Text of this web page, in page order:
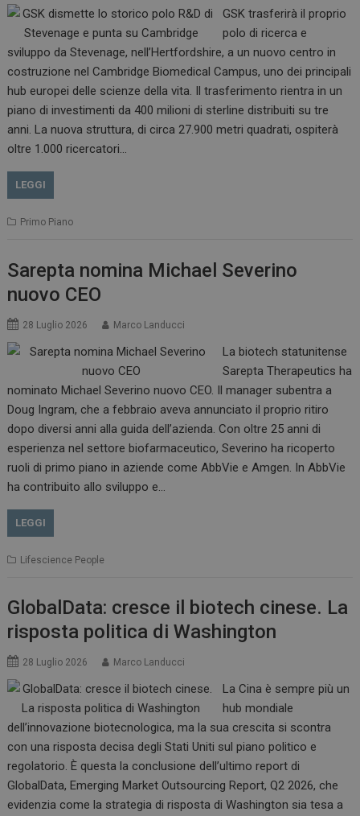
GSK trasferirà il proprio
polo di ricerca e
sviluppo da Stevenage, nell’Hertfordshire, a un nuovo centro in
costruzione nel Cambridge Biomedical Campus, uno dei principali
hub europei delle scienze della vita. Il trasferimento rientra in un
piano di investimenti da 400 milioni di sterline distribuiti su tre
anni. La nuova struttura, di circa 27.900 metri quadrati, ospiterà
oltre 1.000 ricercatori…
LEGGI
Primo Piano
Sarepta nomina Michael Severino
nuovo CEO
28 Luglio 2026 Marco Landucci
La biotech statunitense
Sarepta Therapeutics ha
nominato Michael Severino nuovo CEO. Il manager subentra a
Doug Ingram, che a febbraio aveva annunciato il proprio ritiro
dopo diversi anni alla guida dell’azienda. Con oltre 25 anni di
esperienza nel settore biofarmaceutico, Severino ha ricoperto
ruoli di primo piano in aziende come AbbVie e Amgen. In AbbVie
ha contribuito allo sviluppo e…
LEGGI
Lifescience People
GlobalData: cresce il biotech cinese. La
risposta politica di Washington
28 Luglio 2026 Marco Landucci
La Cina è sempre più un
hub mondiale
dell’innovazione biotecnologica, ma la sua crescita si scontra
con una risposta decisa degli Stati Uniti sul piano politico e
regolatorio. È questa la conclusione dell’ultimo report di
GlobalData, Emerging Market Outsourcing Report, Q2 2026, che
evidenzia come la strategia di risposta di Washington sia tesa a